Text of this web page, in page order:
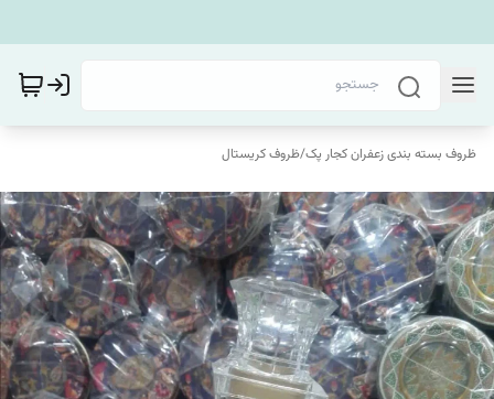
ظروف بسته بندی زعفران کجار پک/ظروف کریستال